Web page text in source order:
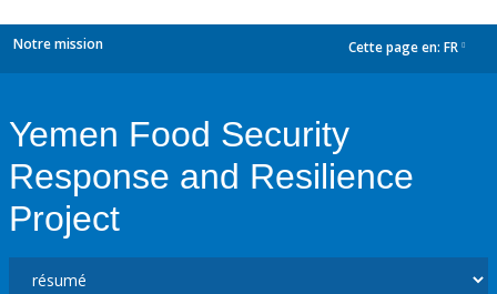
Notre mission Cette page en: FR
Yemen Food Security
Response and Resilience
Project